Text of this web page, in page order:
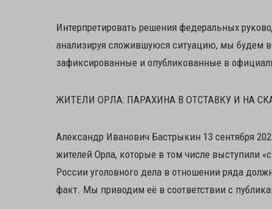
Интерпретировать решения федеральных
анализируя сложившуюся ситуацию, мы будем
зафиксированные и опубликованные в
ЖИТЕЛИ ОРЛА: ПАРАХИНА В ОТСТАВКУ И НА
Александр Иванович Бастрыкин 13 сентября
жителей Орла, которые в том числе выступили
России уголовного дела в отношении ряда
факт. Мы приводим её в соответствии с